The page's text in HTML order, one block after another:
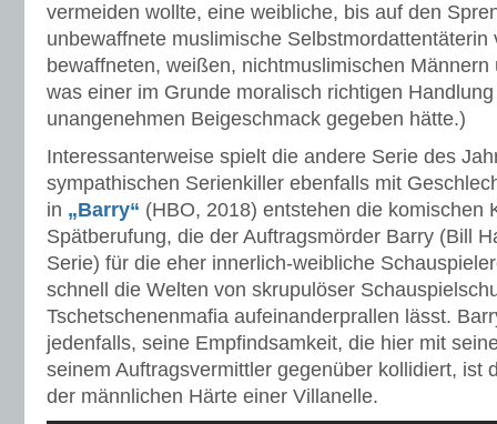
vermeiden wollte, eine weibliche, bis auf den
unbewaffnete muslimische Selbstmordattentäterin
bewaffneten, weißen, nichtmuslimischen
was einer im Grunde moralisch richtigen
unangenehmen Beigeschmack gegeben hätte.)
Interessanterweise spielt die andere Serie des
sympathischen Serienkiller ebenfalls mit
in „Barry“ (HBO, 2018) entstehen die komischen
Spätberufung, die der Auftragsmörder Barry (Bill
Serie) für die eher innerlich-weibliche
schnell die Welten von skrupulöser
Tschetschenenmafia aufeinanderprallen lässt.
jedenfalls, seine Empfindsamkeit, die hier mit
seinem Auftragsvermittler gegenüber kollidiert, ist
der männlichen Härte einer Villanelle.